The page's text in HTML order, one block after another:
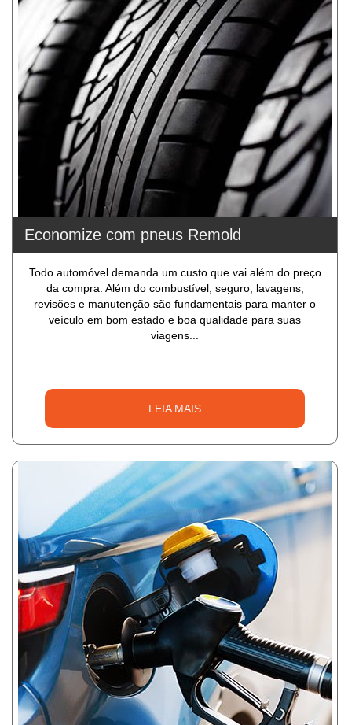
Economize com pneus Remold
Todo automóvel demanda um custo que vai além do preço
da compra. Além do combustível, seguro, lavagens,
revisões e manutenção são fundamentais para manter o
veículo em bom estado e boa qualidade para suas
viagens...
LEIA MAIS